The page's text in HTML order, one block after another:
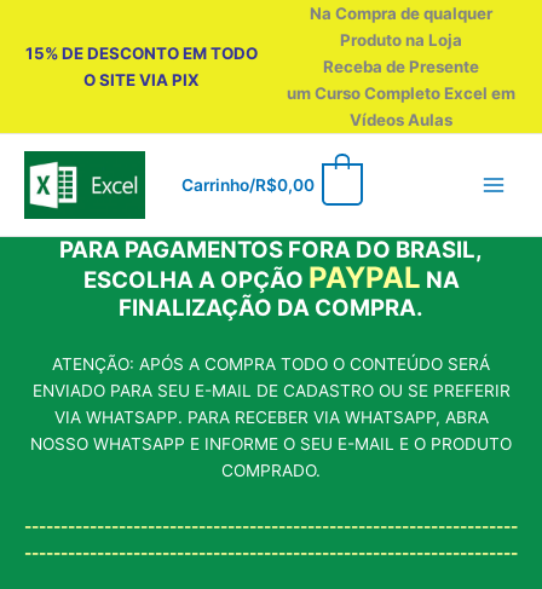
15% DE DESCONTO EM TODO
O SITE VIA PIX
Na Compra de qualquer
Produto na Loja
Receba de Presente
um Curso Completo Excel em
Vídeos Aulas
Carrinho/R$0,00
PARA PAGAMENTOS FORA DO BRASIL,
ESCOLHA A OPÇÃO PAYPAL NA
FINALIZAÇÃO DA COMPRA.
ATENÇÃO: APÓS A COMPRA TODO O CONTEÚDO SERÁ
ENVIADO PARA SEU E-MAIL DE CADASTRO OU SE PREFERIR
VIA WHATSAPP. PARA RECEBER VIA WHATSAPP, ABRA
NOSSO WHATSAPP E INFORME O SEU E-MAIL E O PRODUTO
COMPRADO.
--------------------------------------------------------------------
--------------------------------------------------------------------